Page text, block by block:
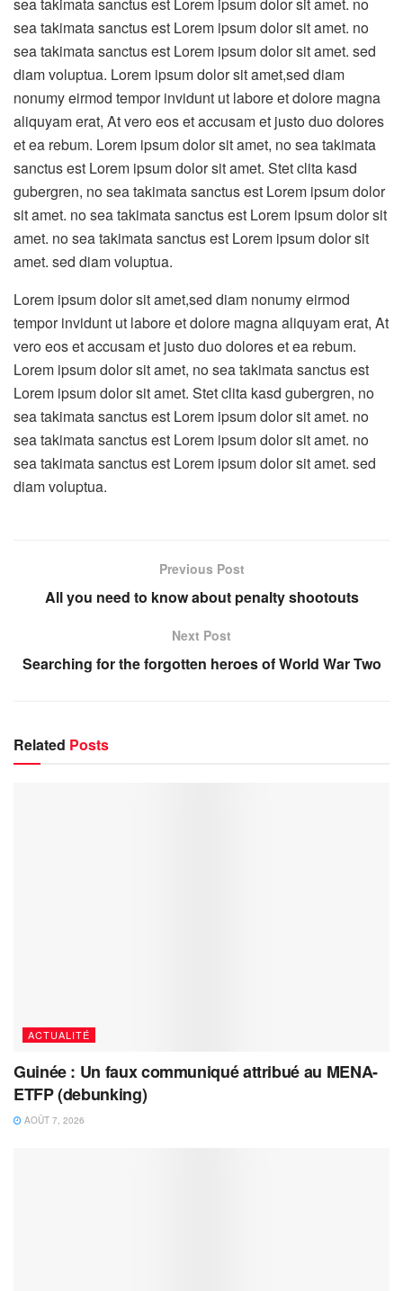
sea takimata sanctus est Lorem ipsum dolor sit amet. no
sea takimata sanctus est Lorem ipsum dolor sit amet. sed
diam voluptua. Lorem ipsum dolor sit amet,sed diam
nonumy eirmod tempor invidunt ut labore et dolore magna
aliquyam erat, At vero eos et accusam et justo duo dolores
et ea rebum. Lorem ipsum dolor sit amet, no sea takimata
sanctus est Lorem ipsum dolor sit amet. Stet clita kasd
gubergren, no sea takimata sanctus est Lorem ipsum dolor
sit amet. no sea takimata sanctus est Lorem ipsum dolor sit
amet. no sea takimata sanctus est Lorem ipsum dolor sit
amet. sed diam voluptua.
Lorem ipsum dolor sit amet,sed diam nonumy eirmod
tempor invidunt ut labore et dolore magna aliquyam erat, At
vero eos et accusam et justo duo dolores et ea rebum.
Lorem ipsum dolor sit amet, no sea takimata sanctus est
Lorem ipsum dolor sit amet. Stet clita kasd gubergren, no
sea takimata sanctus est Lorem ipsum dolor sit amet. no
sea takimata sanctus est Lorem ipsum dolor sit amet. no
sea takimata sanctus est Lorem ipsum dolor sit amet. sed
diam voluptua.
Previous Post
All you need to know about penalty shootouts
Next Post
Searching for the forgotten heroes of World War Two
Related Posts
ACTUALITÉ
Guinée : Un faux communiqué attribué au MENA-
ETFP (debunking)
AOÛT 7, 2026